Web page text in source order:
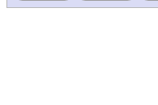
姿は豹変。獣のように輝く
バース ※独自解釈） 不憫